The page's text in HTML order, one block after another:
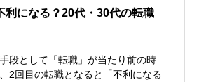
利になる？20代・30代の転職
段として「転職」が当たり前の時
2回目の転職となると「不利になる